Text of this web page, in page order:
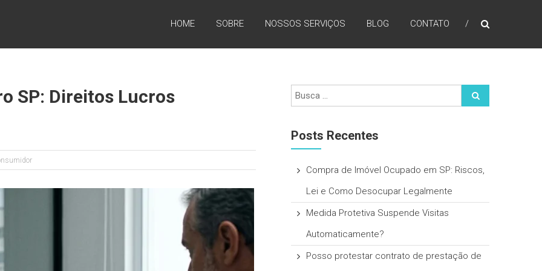
HOME SOBRE NOSSOS SERVIÇOS BLOG CONTATO
SP: Direitos Lucros
Posts Recentes
Compra de Imóvel Ocupado em SP: Riscos,
Lei e Como Desocupar Legalmente
Medida Protetiva Suspende Visitas
Automaticamente?
Posso protestar contrato de prestação de